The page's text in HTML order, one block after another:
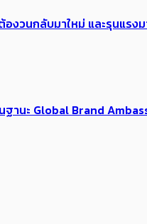
อง​วนกลับมาใหม่ และรุนแ
ฐานะ Global Brand